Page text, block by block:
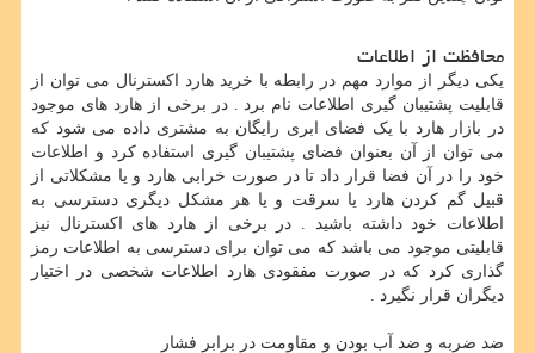
محافظت از اطلاعات
یکی دیگر از موارد مهم در رابطه با خرید هارد اکسترنال می توان از
قابلیت پشتیبان گیری اطلاعات نام برد . در برخی از هارد های موجود
در بازار هارد با یک فضای ابری رایگان به مشتری داده می شود که
می توان از آن بعنوان فضای پشتیبان گیری استفاده کرد و اطلاعات
خود را در آن فضا قرار داد تا در صورت خرابی هارد و یا مشکلاتی از
قبیل گم کردن هارد یا سرقت و یا هر مشکل دیگری دسترسی به
اطلاعات خود داشته باشید . در برخی از هارد های اکسترنال نیز
قابلیتی موجود می باشد که می توان برای دسترسی به اطلاعات رمز
گذاری کرد که در صورت مفقودی هارد اطلاعات شخصی در اختیار
دیگران قرار نگیرد .
ضد ضربه و ضد آب بودن و مقاومت در برابر فشار